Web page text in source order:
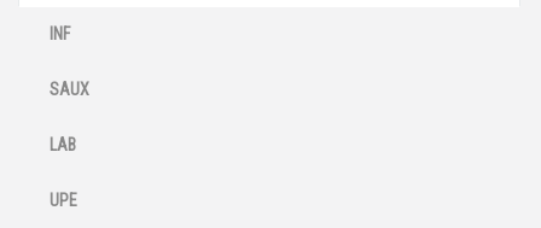
INF
SAUX
LAB
UPE